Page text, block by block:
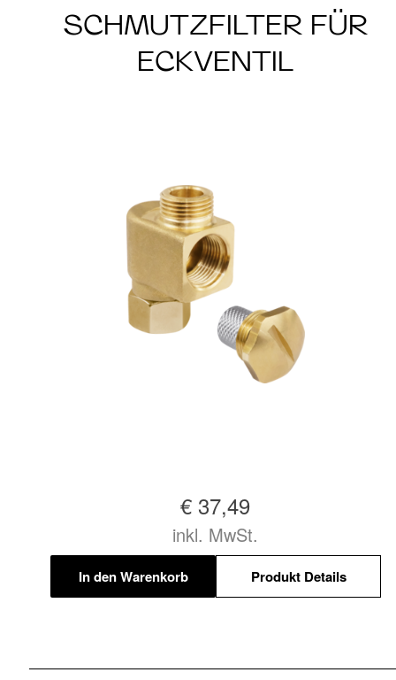
SCHMUTZFILTER FÜR
ECKVENTIL
€ 37,49
inkl. MwSt.
In den Warenkorb Produkt Details